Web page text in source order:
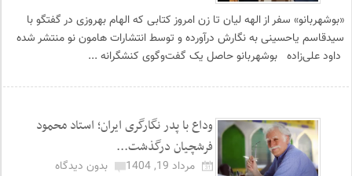
«بوشهربانو» سفر از الهه لیان تا زن امروز کتابی که الهام بهروزی در گفتگو با
سیدقاسم یاحسینی به نگارش درآورده و توسط انتشارات هامون نو منتشر شده
داود علی‌زاده بوشهربانو حاصل یک گفت‌وگوی کنشگرانه ...
وداع با پدر نگارگری ایران؛ استاد محمود
فرشچیان درگذشت...
مرداد 19, 1404
بدون دیدگاه